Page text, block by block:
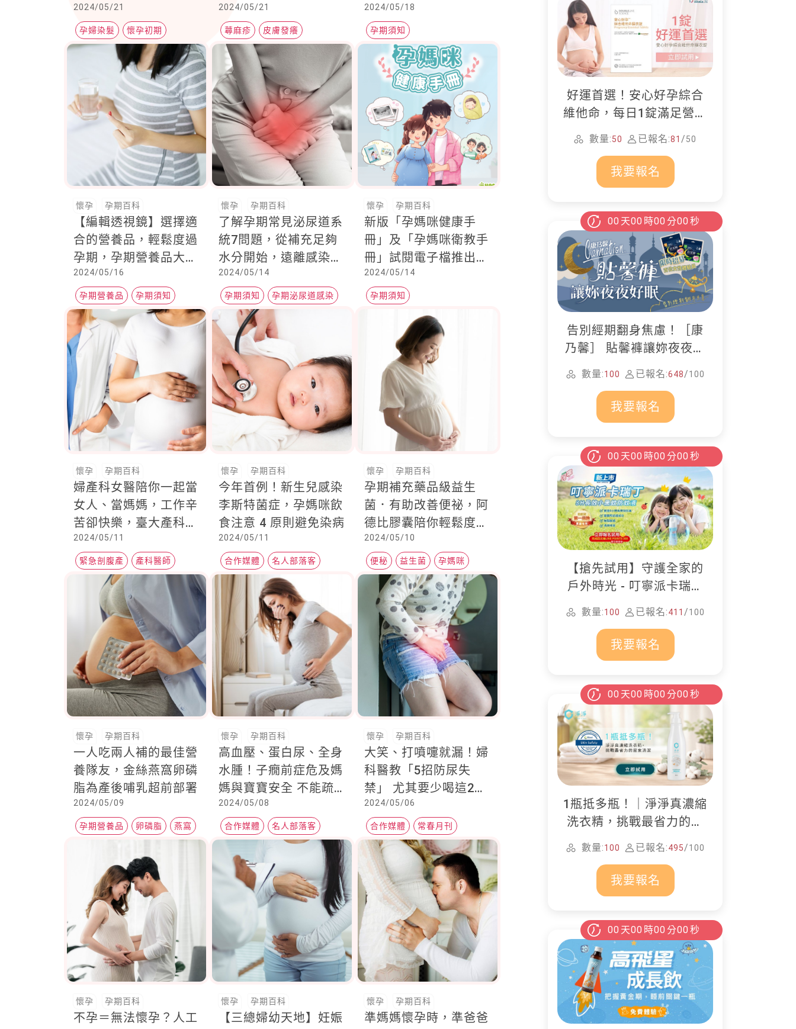
2024/05/21
孕婦染髮 懷孕初期
一次看
2024/05/21
蕁麻疹 皮膚發癢
孕期百科
2024/05/18
孕期須知
懷孕 孕期百科
【編輯透視鏡】選擇適
合的營養品，輕鬆度過
孕期，孕期營養品大集
合
2024/05/16
孕期營養品 孕期須知
懷孕初期
懷孕 孕期百科
了解孕期常見泌尿道系
統7問題，從補充足夠
水分開始，遠離感染找
上身
2024/05/14
孕期須知 孕期泌尿道感染
泌尿道
懷孕 孕期百科
新版「孕媽咪健康手
冊」及「孕媽咪衛教手
冊」試閱電子檔推出
囉！
2024/05/14
孕期須知
懷孕 孕期百科
婦產科女醫陪你一起當
女人、當媽媽，工作辛
苦卻快樂，臺大產科女
醫經驗分享，感謝家人
全力支持
2024/05/11
緊急剖腹產 產科醫師
子宮切除
懷孕 孕期百科
今年首例！新生兒感染
李斯特菌症，孕媽咪飲
食注意 4 原則避免染病
2024/05/11
合作媒體 名人部落客
Heho健康
懷孕 孕期百科
孕期補充藥品級益生
菌．有助改善便祕，阿
德比膠囊陪你輕鬆度過
孕期
2024/05/10
便秘 益生菌 孕媽咪
懷孕 孕期百科
一人吃兩人補的最佳營
養隊友，金絲燕窩卵磷
脂為產後哺乳超前部署
2024/05/09
孕期營養品 卵磷脂 燕窩
懷孕 孕期百科
高血壓、蛋白尿、全身
水腫！子癇前症危及媽
媽與寶寶安全 不能疏
忽的產檢「一動作」
2024/05/08
合作媒體 名人部落客
懷孕 孕期百科
大笑、打噴嚏就漏！婦
科醫教「5招防尿失
禁」 尤其要少喝這2種
飲料
2024/05/06
合作媒體 常春月刊
名人部落客
懷孕 孕期百科
不孕＝無法懷孕？人工
懷孕 孕期百科
【三總婦幼天地】妊娠
懷孕 孕期百科
準媽媽懷孕時，準爸爸
好運首選！安心好孕綜合
維他命，每日1錠滿足營養
所需
數量:50 已報名:81 /50
我要報名
00 天00 時00 分00 秒
告別經期翻身焦慮！［康
乃馨］ 貼馨褲讓妳夜夜好
數量:100 已報名:648/100
我要報名
00 天00 時00 分00 秒
【搶先試用】守護全家的
戶外時光 - 叮寧派卡瑞丁
防蚊液
數量:100 已報名:411 /100
我要報名
00 天00 時00 分00 秒
1瓶抵多瓶！｜淨淨真濃縮
洗衣精，挑戰最省力的居
家清潔
數量:100 已報名:495/100
我要報名
00 天00 時00 分00 秒